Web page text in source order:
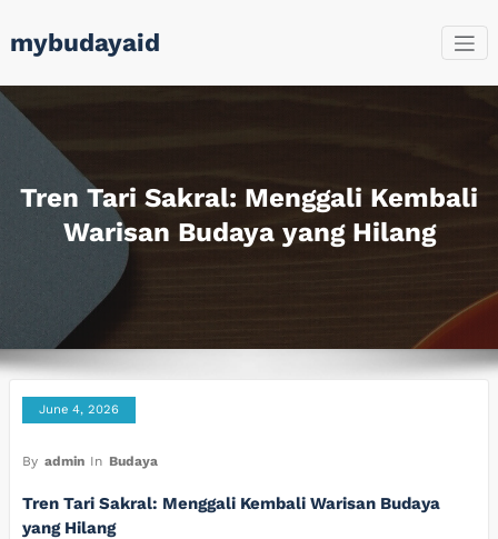
to
content
mybudayaid
Tren Tari Sakral: Menggali Kembali
Warisan Budaya yang Hilang
June 4, 2026
By admin In Budaya
Tren Tari Sakral: Menggali Kembali Warisan Budaya
yang Hilang